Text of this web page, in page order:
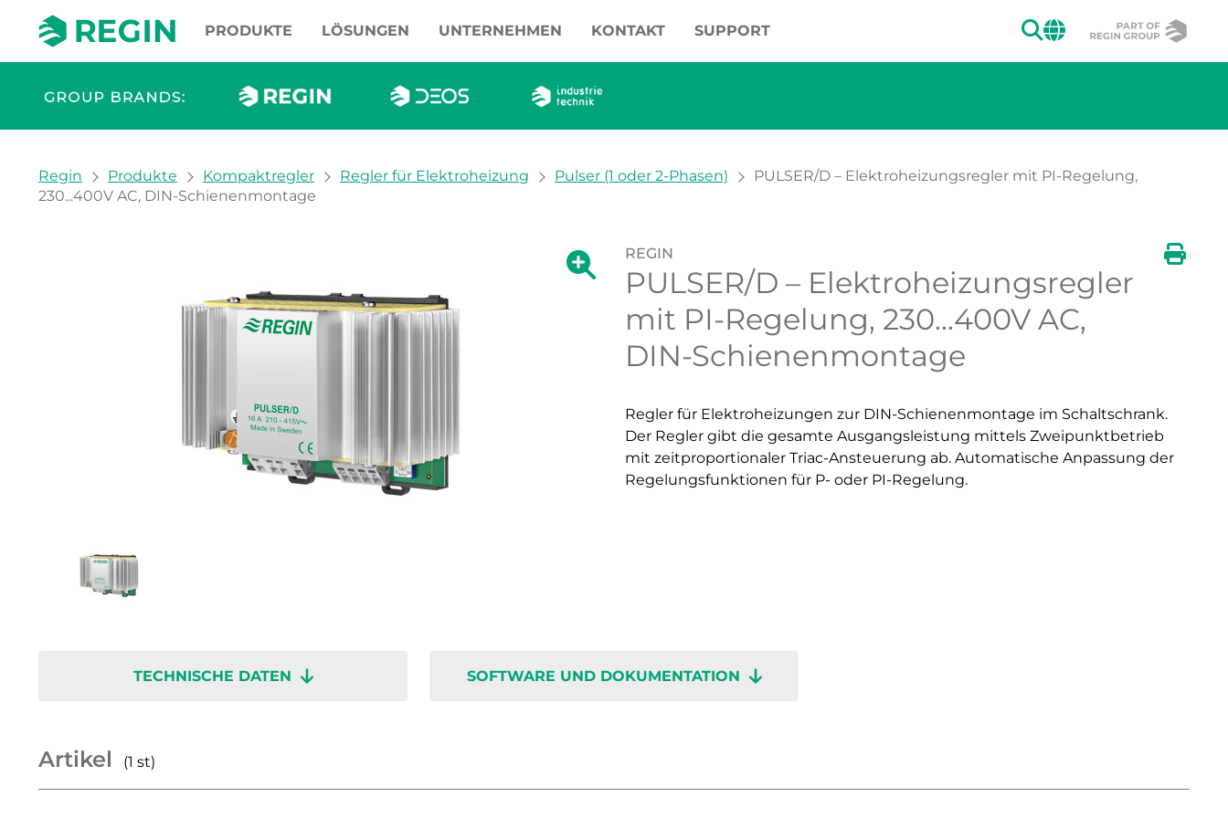
PRODUKTE LÖSUNGEN UNTERNEHMEN KONTAKT SUPPORT SUCHEN
CHANGE
You are here:
Regin Produkte Kompaktregler Regler für Elektroheizung Pulser (1 oder 2-Phasen)
PULSER/D – Elektroheizungsregler mit PI-Regelung,
230...400V AC, DIN-Schienenmontage
Zeige große Version des Bildes.
Zeige große Version des Bildes.
REGIN
PULSER/D – Elektroheizungsregler
mit PI-Regelung, 230...400V AC,
DIN-Schienenmontage
Regler für Elektroheizungen zur DIN-Schienenmontage im Schaltschrank.
Der Regler gibt die gesamte Ausgangsleistung mittels Zweipunktbetrieb
mit zeitproportionaler Triac-Ansteuerung ab. Automatische Anpassung der
Regelungsfunktionen für P- oder PI-Regelung.
TECHNISCHE DATEN SOFTWARE UND DOKUMENTATION
Artikel (1 st)